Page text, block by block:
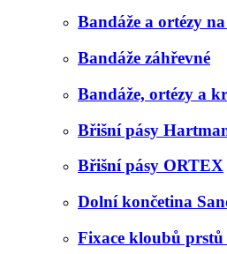
Bandáže a ortézy
Bandáže záhřevné
Bandáže, ortézy a
Břišní pásy
Břišní pásy ORTEX
Dolní končetina
Fixace kloubů